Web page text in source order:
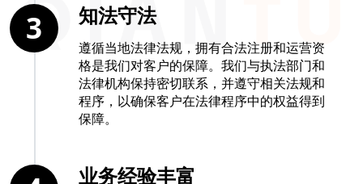
知法守法
遵循当地法律法规，拥有合法注册和运营资
格是我们对客户的保障。我们与执法部门和
法律机构保持密切联系，并遵守相关法规和
程序，以确保客户在法律程序中的权益得到
保障。
3
业务经验丰富